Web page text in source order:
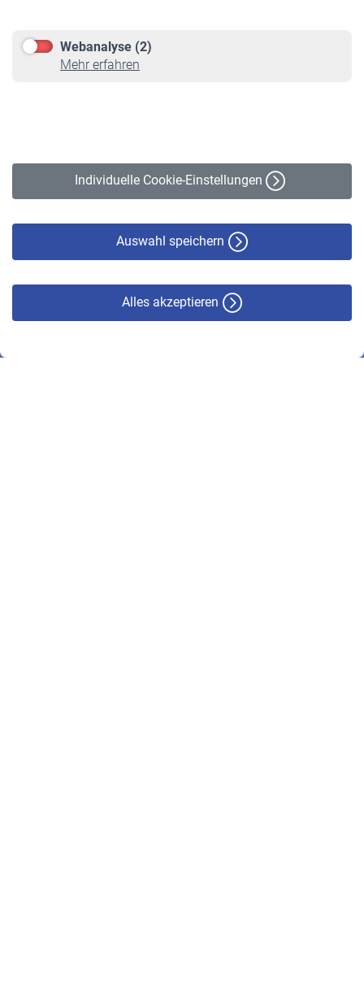
Webanalyse (2)
Mehr erfahren
Individuelle Cookie-Einstellungen
Auswahl speichern
Alles akzeptieren
Online-Rechner
VBLnewsletter
Erklärung zur Barrierefreiheit
© VBL 2026